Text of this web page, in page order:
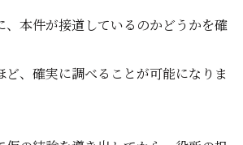
、本件が接道しているのかどうかを確
ど、確実に調べることが可能になりま